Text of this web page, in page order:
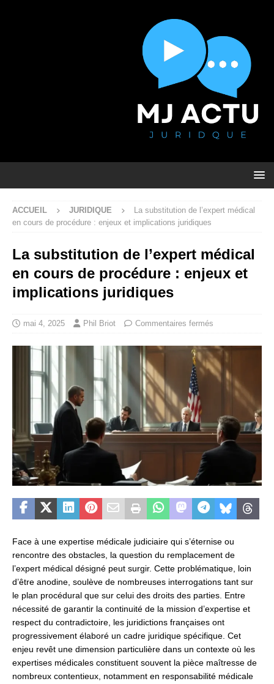
ACCUEIL JURIDIQUE
La substitution de l’expert médical
en cours de procédure : enjeux et implications juridiques
La substitution de l’expert médical
en cours de procédure : enjeux et
implications juridiques
mai 4, 2025 Phil Briot Commentaires fermés
Face à une expertise médicale judiciaire qui s’éternise ou
rencontre des obstacles, la question du remplacement de
l’expert médical désigné peut surgir. Cette problématique, loin
d’être anodine, soulève de nombreuses interrogations tant sur
le plan procédural que sur celui des droits des parties. Entre
nécessité de garantir la continuité de la mission d’expertise et
respect du contradictoire, les juridictions françaises ont
progressivement élaboré un cadre juridique spécifique. Cet
enjeu revêt une dimension particulière dans un contexte où les
expertises médicales constituent souvent la pièce maîtresse de
nombreux contentieux, notamment en responsabilité médicale